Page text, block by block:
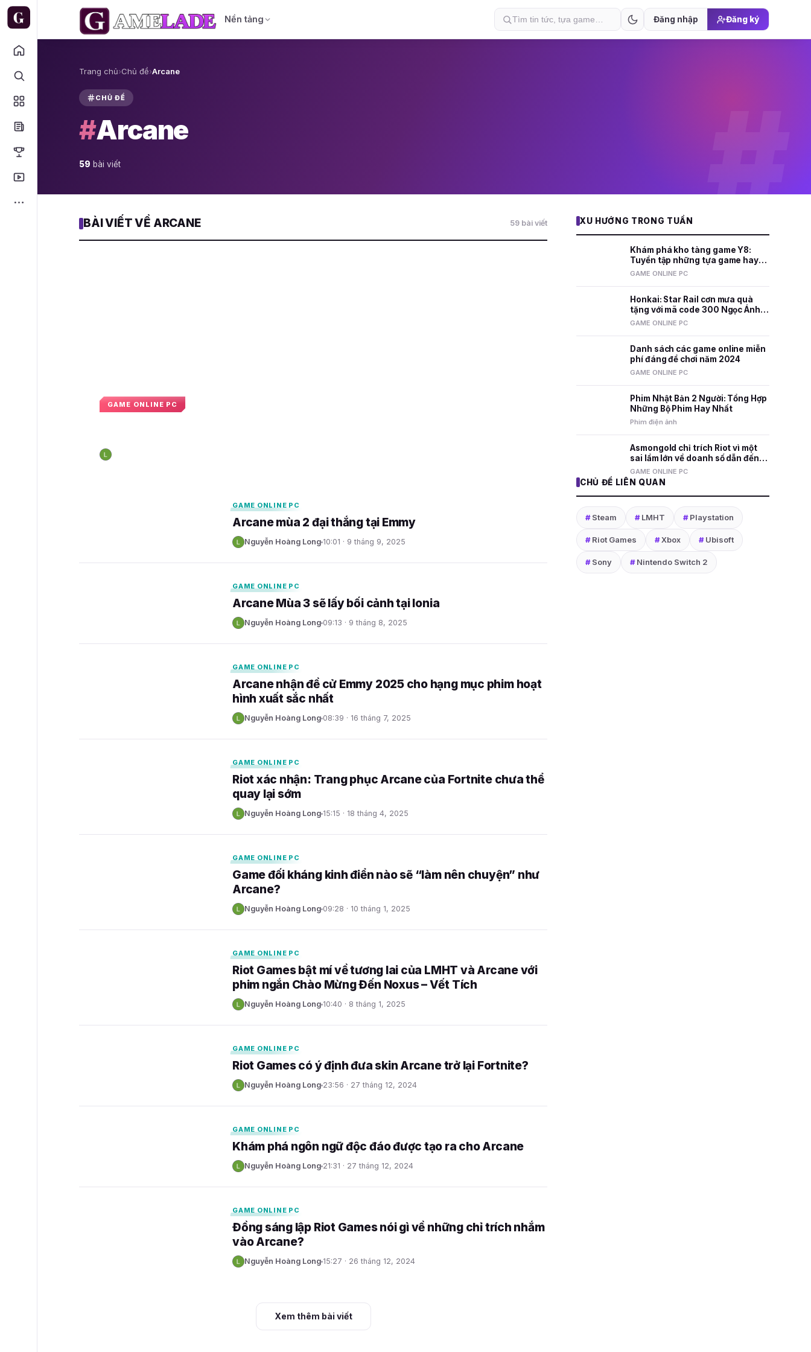
Nền tảng Đăng nhập Đăng ký
Trang chủ›Chủ đề›Arcane
CHỦ ĐỀ
#Arcane
59 bài viết #
BÀI VIẾT VỀ ARCANE 59 bài viết
GAME ONLINE PC
N
GAME ONLINE PC
Arcane mùa 2 đại thắng tại Emmy
N Nguyễn Hoàng Long 10:01 · 9 tháng 9, 2025
GAME ONLINE PC
Arcane Mùa 3 sẽ lấy bối cảnh tại Ionia
N Nguyễn Hoàng Long 09:13 · 9 tháng 8, 2025
GAME ONLINE PC
Arcane nhận đề cử Emmy 2025 cho hạng mục phim hoạt
hình xuất sắc nhất
N Nguyễn Hoàng Long 08:39 · 16 tháng 7, 2025
GAME ONLINE PC
Riot xác nhận: Trang phục Arcane của Fortnite chưa thể
quay lại sớm
N Nguyễn Hoàng Long 15:15 · 18 tháng 4, 2025
GAME ONLINE PC
Game đối kháng kinh điển nào sẽ “làm nên chuyện” như
Arcane?
N Nguyễn Hoàng Long 09:28 · 10 tháng 1, 2025
GAME ONLINE PC
Riot Games bật mí về tương lai của LMHT và Arcane với
phim ngắn Chào Mừng Đến Noxus – Vết Tích
N Nguyễn Hoàng Long 10:40 · 8 tháng 1, 2025
GAME ONLINE PC
Riot Games có ý định đưa skin Arcane trở lại Fortnite?
N Nguyễn Hoàng Long 23:56 · 27 tháng 12, 2024
GAME ONLINE PC
Khám phá ngôn ngữ độc đáo được tạo ra cho Arcane
N Nguyễn Hoàng Long 21:31 · 27 tháng 12, 2024
GAME ONLINE PC
Đồng sáng lập Riot Games nói gì về những chỉ trích nhắm
vào Arcane?
N Nguyễn Hoàng Long 15:27 · 26 tháng 12, 2024
Xem thêm bài viết
XU HƯỚNG TRONG TUẦN
Khám phá kho tàng game Y8:
Tuyển tập những tựa game hay
nhất mọi thời đại
GAME ONLINE PC
Honkai: Star Rail cơn mưa quà
tặng với mã code 300 Ngọc Ánh
Sao và nhiều phần thưởng hấp
GAME ONLINE PC
Danh sách các game online miễn
phí đáng để chơi năm 2024
GAME ONLINE PC
Phim Nhật Bản 2 Người: Tổng Hợp
Những Bộ Phim Hay Nhất
Phim điện ảnh
Asmongold chỉ trích Riot vì một
sai lầm lớn về doanh số dẫn đến
việc sa thải nhân viên
GAME ONLINE PC
CHỦ ĐỀ LIÊN QUAN
#Steam #LMHT #Playstation
#Riot Games #Xbox #Ubisoft
#Sony #Nintendo Switch 2